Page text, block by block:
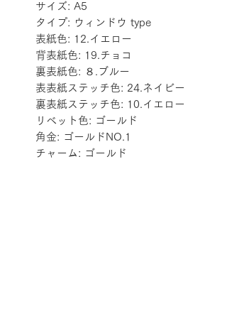
サイズ: A5
タイプ: ウィンドウ type
表紙色: 12.イエロー
背表紙色: 19.チョコ
裏表紙色: ８.ブルー
表表紙ステッチ色: 24.ネイビー
裏表紙ステッチ色: 10.イエロー
リベット色: ゴールド
角金: ゴールドNO.1
チャーム: ゴールド